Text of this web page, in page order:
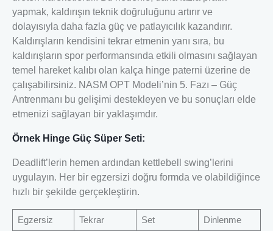
yapmak, kaldırışın teknik doğruluğunu artırır ve
dolayısıyla daha fazla güç ve patlayıcılık kazandırır.
Kaldırışların kendisini tekrar etmenin yanı sıra, bu
kaldırışların spor performansında etkili olmasını sağlayan
temel hareket kalıbı olan kalça hinge paterni üzerine de
çalışabilirsiniz. NASM OPT Modeli’nin 5. Fazı – Güç
Antrenmanı bu gelişimi destekleyen ve bu sonuçları elde
etmenizi sağlayan bir yaklaşımdır.
Örnek Hinge Güç Süper Seti:
Deadlift’lerin hemen ardından kettlebell swing’lerini
uygulayın. Her bir egzersizi doğru formda ve olabildiğince
hızlı bir şekilde gerçekleştirin.
Egzersiz Tekrar Set Dinlenme